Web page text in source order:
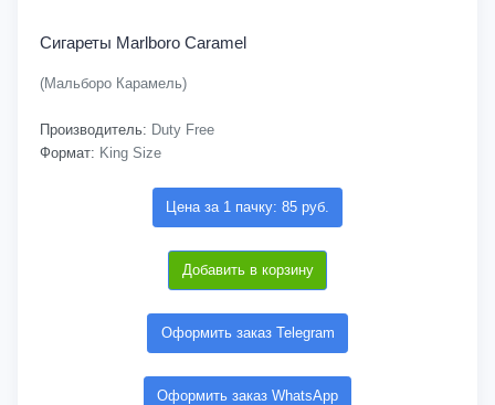
Сигареты Marlboro Caramel
(Мальборо Карамель)
Производитель: Duty Free
Формат: King Size
Цена за 1 пачку: 85 руб.
Добавить в корзину
Оформить заказ Telegram
Оформить заказ WhatsApp